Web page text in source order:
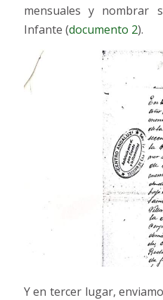
mensuales y nombrar
Infante (documento 2).
Y en tercer lugar,